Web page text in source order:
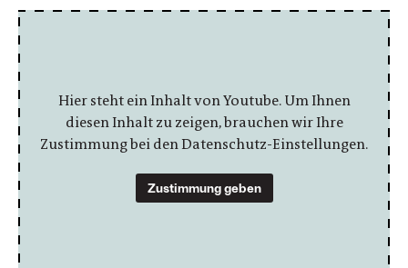
Hier steht ein Inhalt von Youtube. Um Ihnen
diesen Inhalt zu zeigen, brauchen wir Ihre
Zustimmung bei den Datenschutz-Einstellungen.
Zustimmung geben